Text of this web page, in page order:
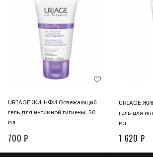
URIAGE ЖИН-ФИ Освежающий
гель для интимной гигиены, 50
мл
700 ₽
URIAGE
гель для
мл
1 620 ₽